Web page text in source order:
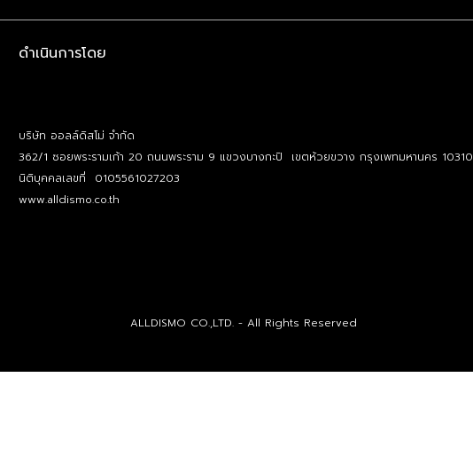
ดำเนินการโดย
บริษัท ออลล์ดิสโม่ จำกัด
362/1 ซอยพระรามเก้า 20 ถนนพระราม 9 แขวงบางกะปิ เขตห้วยขวาง กรุงเพทมหานคร 10310
นิติบุคคลเลขที่ 0105561027203
www.alldismo.co.th
ALLDISMO CO.,LTD. - All Rights Reserved